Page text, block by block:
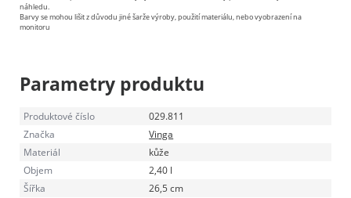
náhledu.
Barvy se mohou lišit z důvodu jiné šarže výroby, použití materiálu, nebo vyobrazení na
monitoru
Parametry produktu
Produktové číslo
029.811
Značka
Vinga
Materiál
kůže
Objem
2,40 l
Šířka
26,5 cm